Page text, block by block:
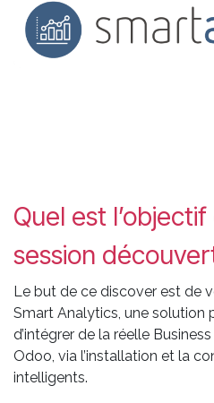
Quel est
session
Le but de ce discover est de
Smart Analytics, une
d’intégrer de la réelle
Odoo, via l’installation et la
intelligents.